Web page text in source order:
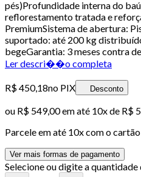
pés)Profundidade interna do
reflorestamento tratada e
PremiumSistema de abertura:
suportado: até 200 kg
begeGarantia: 3 meses contra
Ler descri��o completa
R$ 450,18no PIX Desconto
ou R$ 549,00em até 10x de R$
Parcele em até 10x com o cartão
Ver mais formas de pagamento
Selecione ou digite a quantidade